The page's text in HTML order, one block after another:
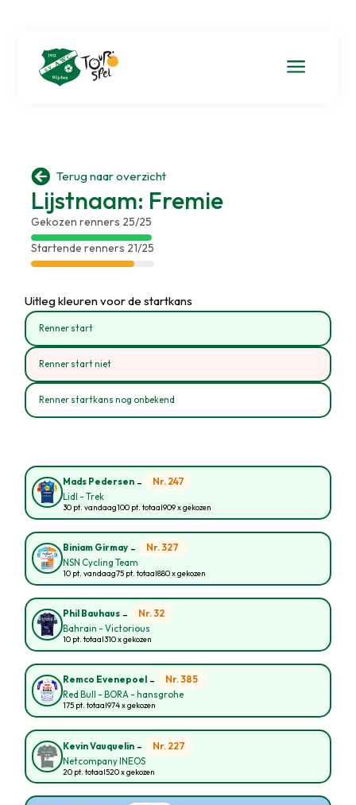
a
 Terug naar overzicht
Lijstnaam: Fremie
Gekozen renners 25/25
Startende renners 21/25
Uitleg kleuren voor de startkans
Renner start
Renner start niet
Renner startkans nog onbekend
Mads Pedersen - Nr. 247
Lidl - Trek
30 pt. vandaag100 pt. totaal909 x gekozen
Biniam Girmay - Nr. 327
NSN Cycling Team
10 pt. vandaag75 pt. totaal880 x gekozen
Phil Bauhaus - Nr. 32
Bahrain - Victorious
10 pt. totaal310 x gekozen
Remco Evenepoel - Nr. 385
Red Bull - BORA - hansgrohe
175 pt. totaal974 x gekozen
Kevin Vauquelin - Nr. 227
Netcompany INEOS
20 pt. totaal520 x gekozen